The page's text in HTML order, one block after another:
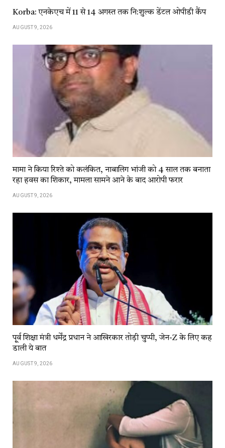
Korba: एनकेएच में 11 से 14 अगस्त तक नि:शुल्क डेंटल ओपीडी कैंप
AUGUST 9, 2026
मामा ने किया रिश्ते को कलंकित, नाबालिग भांजी को 4 साल तक बनाता
रहा हवस का शिकार, मामला सामने आने के बाद आरोपी फरार
AUGUST 9, 2026
पू्र्व शिक्षा मंत्री धर्मेंद्र प्रधान ने आखिरकार तोड़ी चुप्पी, जेन-Z के लिए कह
डाली ये बात
AUGUST 9, 2026